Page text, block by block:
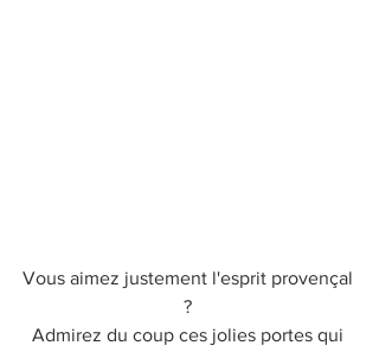
Vous aimez justement l'esprit provençal
?
Admirez du coup ces jolies portes qui